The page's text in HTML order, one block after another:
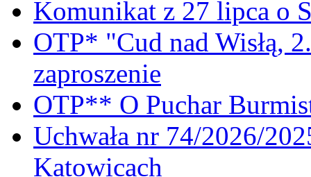
Komunikat z 27 lipca o
OTP* "Cud nad Wisłą,
zaproszenie
OTP** O Puchar
Uchwała nr 74/2026/
Katowicach